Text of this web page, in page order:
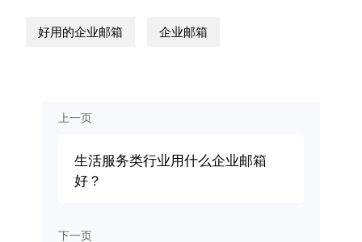
好用的企业邮箱 企业邮箱
上一页
生活服务类行业用什么企业邮箱
好？
下一页